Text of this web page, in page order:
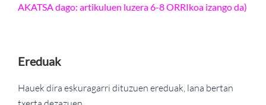
AKATSA dago: artikuluen luzera 6-8 ORRIkoa izango da)
Ereduak
Hauek dira eskuragarri dituzuen ereduak, lana bertan